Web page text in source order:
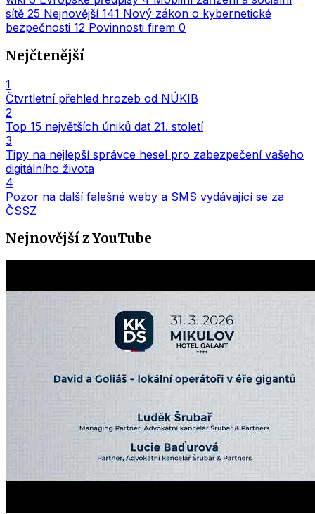
sítě 25 Nejnovější 141 Nový zákon o kybernetické
bezpečnosti 12 Povinnosti firem 0
Nejčtenější
1
Čtvrtletní přehled hrozeb od NÚKIB
2
Top 15 největších úniků dat 21. století
3
Tipy na nejlepší správce hesel pro zabezpečení vašeho
digitálního života
4
Pozor na další falešné weby a SMS vydávající se za
ČSSZ
Nejnovější z YouTube